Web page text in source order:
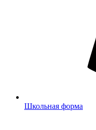
Школьная форма